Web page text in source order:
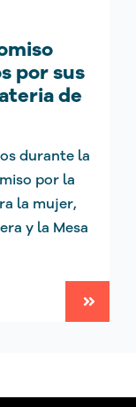
por sus
de
durante la
por la
la mujer,
y la Mesa